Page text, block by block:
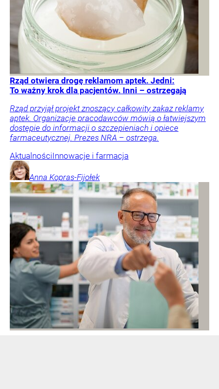
Rząd otwiera drogę reklamom aptek. Jedni:
To ważny krok dla pacjentów. Inni – ostrzegają
Rząd przyjął projekt znoszący całkowity zakaz reklamy
aptek. Organizacje pracodawców mówią o łatwiejszym
dostępie do informacji o szczepieniach i opiece
farmaceutycznej. Prezes NRA – ostrzega.
AktualnościInnowacje i farmacja
Anna Kopras-Fijołek